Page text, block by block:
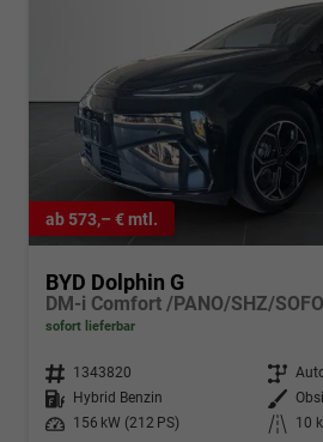
ab 573,– € mtl.
BYD Dolphin G
DM-i Comfort /PANO/SHZ/
sofort lieferbar
Fahrzeugnr. 1343820 Getriebe
Kraftstoff
Hybrid Benzin Außenfarbe
Leistung
156 kW (212 PS) Kilometerstand 10